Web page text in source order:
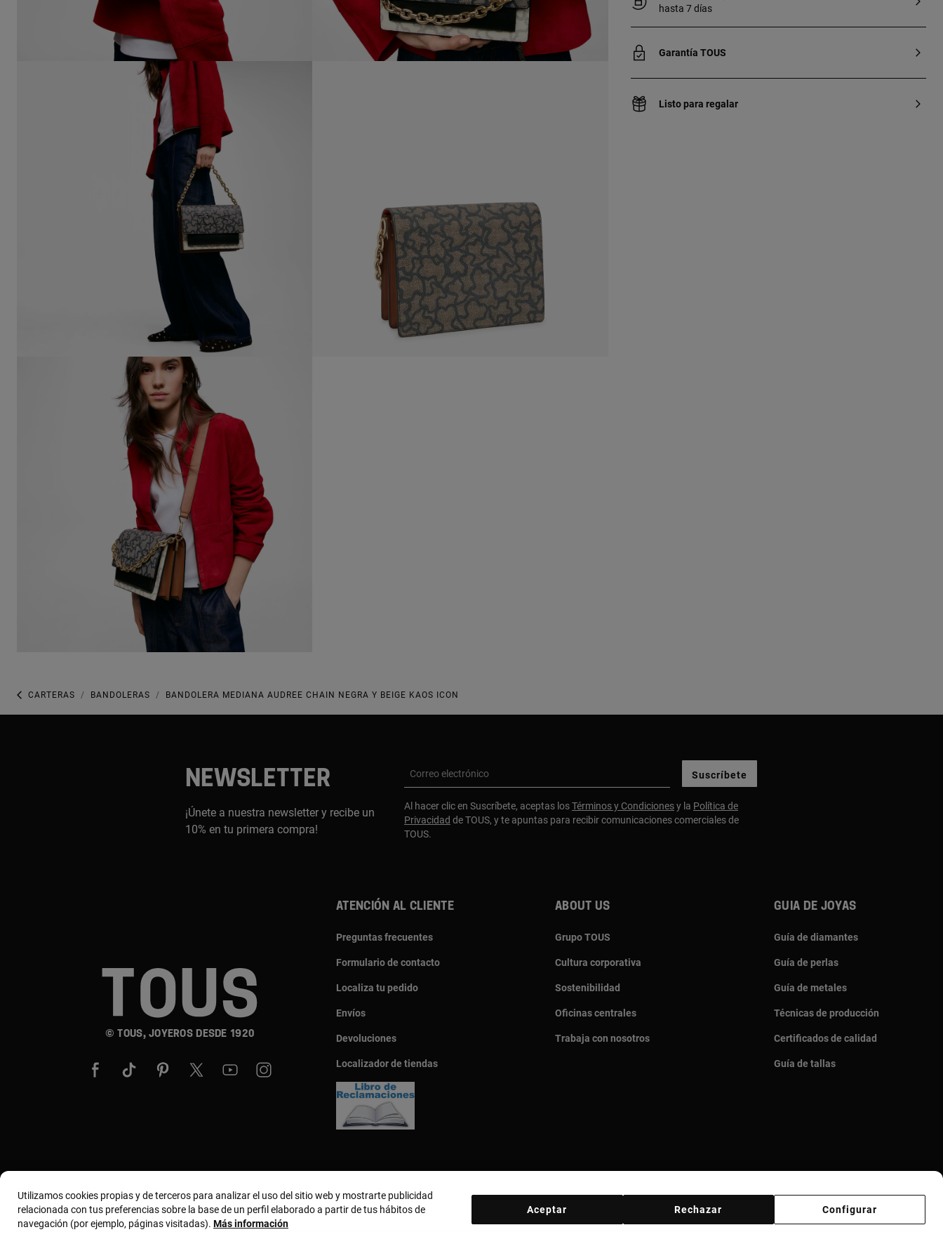
20 x 25 x 12 cm.
hasta 7 días
Garantía TOUS
Listo para regalar
CARTERAS BANDOLERAS BANDOLERA MEDIANA AUDREE CHAIN NEGRA Y BEIGE KAOS ICON
NEWSLETTER
¡Únete a nuestra newsletter y recibe un
10% en tu primera compra!
Correo electrónico Suscríbete
Al hacer clic en Suscríbete, aceptas losTérminos y Condicionesy la Política de
Privacidad de TOUS, y te apuntas para recibir comunicaciones comerciales de
TOUS.
© TOUS, JOYEROS DESDE 1920
Atención al cliente
Preguntas frecuentes
Formulario de contacto
Localiza tu pedido
Envíos
Devoluciones
Localizador de tiendas
About us
Grupo TOUS
Cultura corporativa
Sostenibilidad
Oficinas centrales
Trabaja con nosotros
Guia de joyas
Guía de diamantes
Guía de perlas
Guía de metales
Técnicas de producción
Certificados de calidad
Guía de tallas
País y moneda: Perú / Peruvian Sol
Utilizamos cookies propias y de terceros para analizar el uso del sitio web y mostrarte publicidad
relacionada con tus preferencias sobre la base de un perfil elaborado a partir de tus hábitos de
navegación (por ejemplo, páginas visitadas). Más información
Configurar
Rechazar
Aceptar